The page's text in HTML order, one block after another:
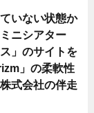
いない状態か
ニシアター
ス」のサイトを
」の柔軟性
式会社の伴走